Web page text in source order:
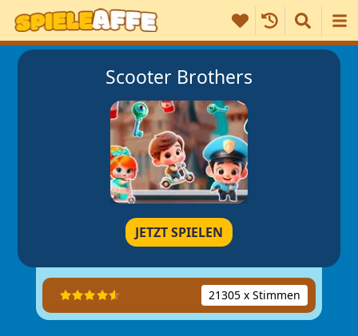
Scooter Brothers
JETZT SPIELEN
21305 x Stimmen